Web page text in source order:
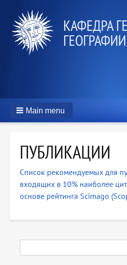
КАФЕДРА
ГЕОГРАФИИ
Main menu
ПУБЛИКАЦИИ
Список рекомендуемых для
входящих в 10% наиболее
основе рейтинга Scimago